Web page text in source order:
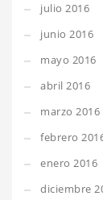
julio 2016
junio 2016
mayo 2016
abril 2016
marzo 2016
febrero
enero 2016
diciembre